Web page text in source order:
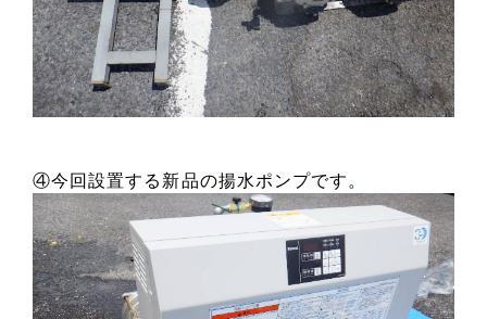
④今回設置する新品の揚水ポンプです。